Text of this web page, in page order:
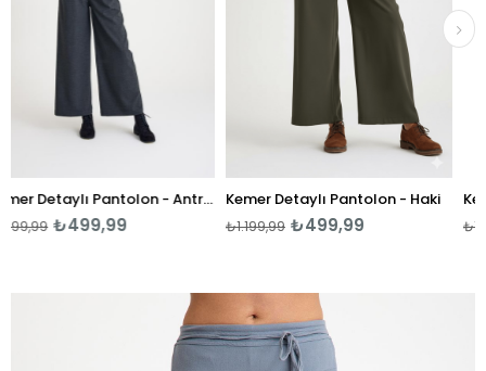
Kemer Detaylı Pantolon - Antrasit Kemer Detaylı Pantolon - Haki
₺499,99